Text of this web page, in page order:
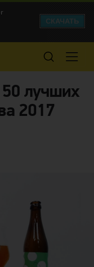
50 лучших
2017
СКАЧАТЬ